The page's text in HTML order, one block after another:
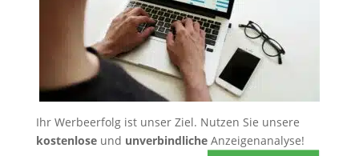
Ihr Werbeerfolg ist unser Ziel. Nutzen Sie unsere
kostenloseund unverbindlicheAnzeigenanalyse!